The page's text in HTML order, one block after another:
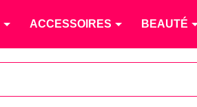
ACCESSOIRES BEAUTÉ